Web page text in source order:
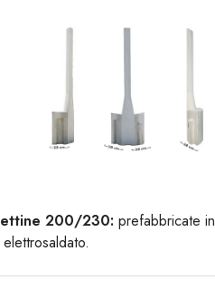
200/230: prefabbricate in